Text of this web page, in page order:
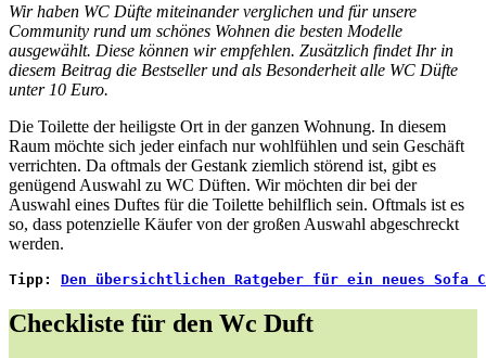
Wir haben WC Düfte miteinander verglichen und für unsere
Community rund um schönes Wohnen die besten Modelle
ausgewählt. Diese können wir empfehlen. Zusätzlich findet Ihr in
diesem Beitrag die Bestseller und als Besonderheit alle WC Düfte
unter 10 Euro.
Die Toilette der heiligste Ort in der ganzen Wohnung. In diesem
Raum möchte sich jeder einfach nur wohlfühlen und sein Geschäft
verrichten. Da oftmals der Gestank ziemlich störend ist, gibt es
genügend Auswahl zu WC Düften. Wir möchten dir bei der
Auswahl eines Duftes für die Toilette behilflich sein. Oftmals ist es
so, dass potenzielle Käufer von der großen Auswahl abgeschreckt
werden.
Tipp: Den übersichtlichen Ratgeber für ein neues
Checkliste für den Wc Duft